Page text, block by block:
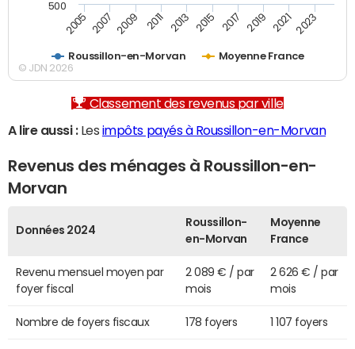
Roussillon-en-Morvan Moyenne France
2005 2007 2009 2011 2013 2015 2017 2019 2021 2023
500
© JDN 2026
Classement des revenus par ville
A lire aussi :Les impôts payés à Roussillon-en-Morvan
Revenus des ménages à Roussillon-en-
Morvan
Données 2024
Roussillon-
en-Morvan
Moyenne
France
Revenu mensuel moyen par
foyer fiscal
2 089 € / par
mois
2 626 € / par
mois
Nombre de foyers fiscaux 178 foyers 1 107 foyers